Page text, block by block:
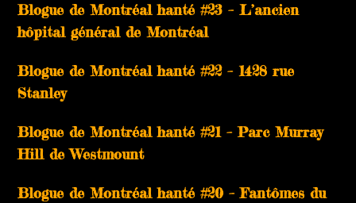
Blogue de Montréal hanté #23 – L’ancien
hôpital général de Montréal
Blogue de Montréal hanté #22 – 1428 rue
Stanley
Blogue de Montréal hanté #21 – Parc Murray
Hill de Westmount
Blogue de Montréal hanté #20 – Fantômes du